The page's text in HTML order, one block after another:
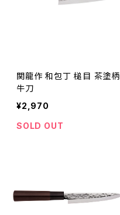
関龍作 和包丁 槌目 茶塗柄
牛刀
¥2,970
SOLD OUT